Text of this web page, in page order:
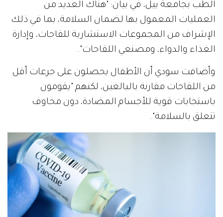
الطب بجامعة ييل، في بيان: "هناك العديد من
العمليات المعمول بها لضمان السلامة، بما في ذلك
الإشراف من المجموعات الاستشارية للقاحات، وإدارة
الغذاء والدواء، ومصنعي اللقاحات".
وأضافت سودي أن الأطفال يحصلون على جرعات أقل
من اللقاحات مقارنة بالبالغين، لكنهم "يقومون
باستجابات قوية للأجسام المضادة، دون مخاوف
تتعلق بالسلامة".